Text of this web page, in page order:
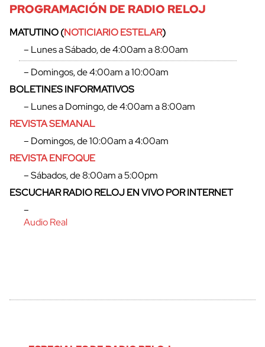
PROGRAMACIÓN DE RADIO RELOJ
MATUTINO (NOTICIARIO ESTELAR)
– Lunes a Sábado, de 4:00am a 8:00am
– Domingos, de 4:00am a 10:00am
BOLETINES INFORMATIVOS
– Lunes a Domingo, de 4:00am a 8:00am
REVISTA SEMANAL
– Domingos, de 10:00am a 4:00am
REVISTA ENFOQUE
– Sábados, de 8:00am a 5:00pm
ESCUCHAR RADIO RELOJ EN VIVO POR INTERNET
–
Audio Real